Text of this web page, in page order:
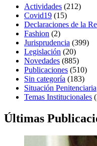
Actividades (212)
Covid19 (15)
Declaraciones de la
Fashion (2)
Jurisprudencia (399)
Legislación (20)
Novedades (885)
Publicaciones (510)
Sin categoría (183)
Situación Penitenciaria
Temas Institucionales
Últimas